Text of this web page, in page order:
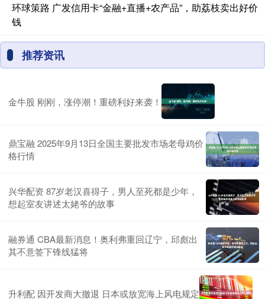
环球策路 广发信用卡“金融+直播+农产品”，助荔枝卖出好价
钱
推荐资讯
金牛股 刚刚，涨停潮！重磅利好来袭！
鼎宝融 2025年9月13日全国主要批发市场老母鸡价
格行情
兴华配资 87岁老汉喜得子，男人至死都是少年，
想起室友讲述太姥爷的故事
融券通 CBA最新消息！奥利弗重回辽宁，邱彪出
其不意签下锋线猛将
升利配 因开发商大撤退 日本或放宽海上风电规定